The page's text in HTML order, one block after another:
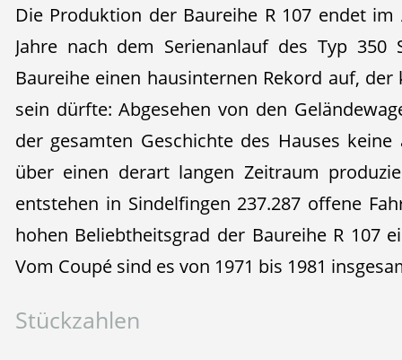
Die Produktion der Baureihe R 107 endet
Jahre nach dem Serienanlauf des Typ 350
Baureihe einen hausinternen Rekord auf,
sein dürfte: Abgesehen von den
der gesamten Geschichte des Hauses keine
über einen derart langen Zeitraum
entstehen in Sindelfingen 237.287 offene
hohen Beliebtheitsgrad der Baureihe R 107
Vom Coupé sind es von 1971 bis 1981
Stückzahlen